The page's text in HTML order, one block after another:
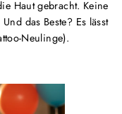
Haut gebracht. Keine
das Beste? Es lässt
Neulinge).